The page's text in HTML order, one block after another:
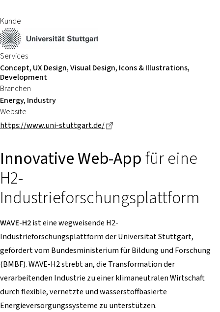
Kunde
Services
Concept, UX Design, Visual Design, Icons & Illustrations,
Development
Branchen
Energy, Industry
Website
https://www.uni-stuttgart.de/
Innovative Web-Appfür eine
H2-
Industrieforschungsplattform
WAVE-H2ist eine wegweisende H2-
Industrieforschungsplattform der Universität Stuttgart,
gefördert vom Bundesministerium für Bildung und Forschung
(BMBF). WAVE-H2 strebt an, die Transformation der
verarbeitenden Industrie zu einer klimaneutralen Wirtschaft
durch flexible, vernetzte und wasserstoffbasierte
Energieversorgungssysteme zu unterstützen.